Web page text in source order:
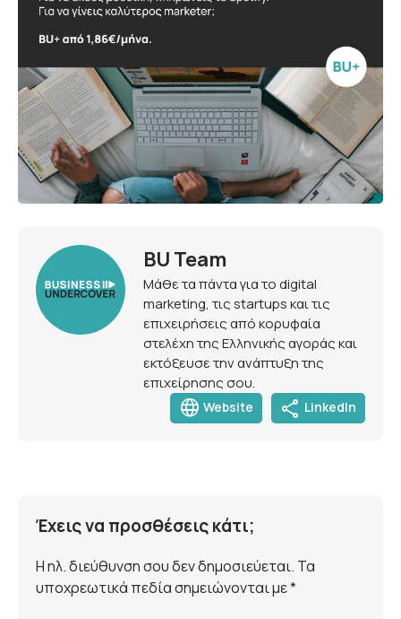
BU Team
Μάθε τα πάντα για το digital
marketing, τις startups και τις
επιχειρήσεις από κορυφαία
στελέχη της Ελληνικής αγοράς και
εκτόξευσε την ανάπτυξη της
επιχείρησης σου.
language Website share LinkedIn
Έχεις να προσθέσεις κάτι;
Η ηλ. διεύθυνση σου δεν δημοσιεύεται. Τα
υποχρεωτικά πεδία σημειώνονται με *